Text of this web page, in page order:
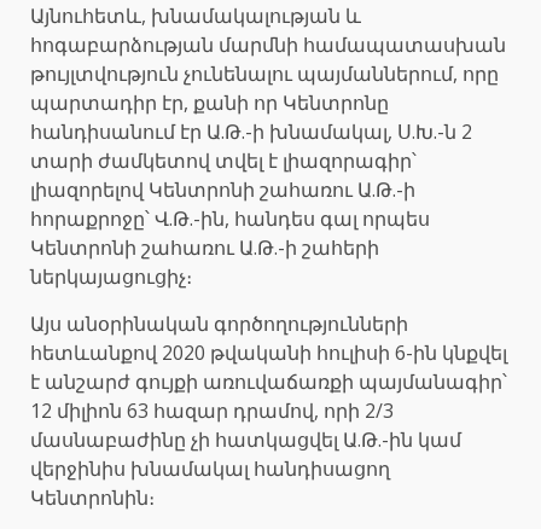
Այնուհետև, խնամակալության և
հոգաբարձության մարմնի համապատասխան
թույլտվություն չունենալու պայմաններում, որը
պարտադիր էր, քանի որ Կենտրոնը
հանդիսանում էր Ա.Թ.-ի խնամակալ, Ս.Խ.-ն 2
տարի ժամկետով տվել է լիազորագիր՝
լիազորելով Կենտրոնի շահառու Ա.Թ.-ի
հորաքրոջը՝ Վ.Թ.-ին, հանդես գալ որպես
Կենտրոնի շահառու Ա.Թ.-ի շահերի
ներկայացուցիչ։
Այս անօրինական գործողությունների
հետևանքով 2020 թվականի հուլիսի 6-ին կնքվել
է անշարժ գույքի առուվաճառքի պայմանագիր՝
12 միլիոն 63 հազար դրամով, որի 2/3
մասնաբաժինը չի հատկացվել Ա.Թ.-ին կամ
վերջինիս խնամակալ հանդիսացող
Կենտրոնին։